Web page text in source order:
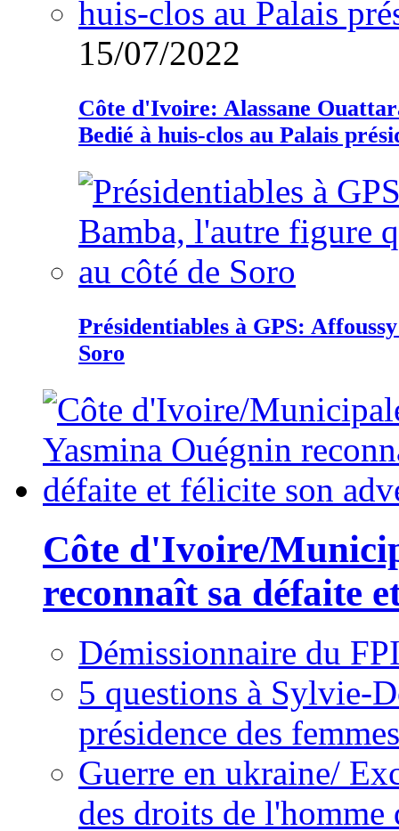
15/07/2022
Côte d'Ivoire: Alassane
Bedié à huis-clos au Palais
Présidentiables à GPS:
Soro
Côte d'Ivoire/
reconnaît sa défaite
Démissionnaire du
5 questions à Sylvie-
présidence des
Guerre en ukraine/
des droits de